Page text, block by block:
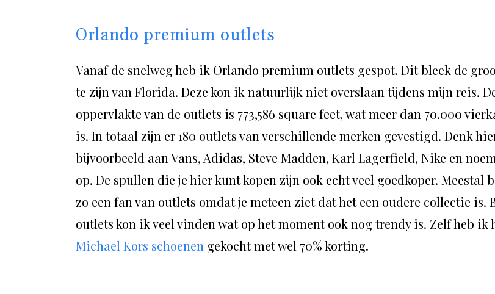
Orlando premium outlets
Vanaf de snelweg heb ik Orlando premium outlets gespot. Dit bleek de
te zijn van Florida. Deze kon ik natuurlijk niet overslaan tijdens mijn reis.
oppervlakte van de outlets is 773,586 square feet, wat meer dan 70.000
is. In totaal zijn er 180 outlets van verschillende merken gevestigd. Denk
bijvoorbeeld aan Vans, Adidas, Steve Madden, Karl Lagerfield, Nike en
op. De spullen die je hier kunt kopen zijn ook echt veel goedkoper. Meestal
zo een fan van outlets omdat je meteen ziet dat het een oudere collectie is.
outlets kon ik veel vinden wat op het moment ook nog trendy is. Zelf heb ik
Michael Kors schoenen gekocht met wel 70% korting.